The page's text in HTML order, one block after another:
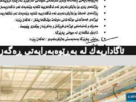
ئاگاداریه‌ك له‌ به‌ڕێوه‌به‌رایه‌تی